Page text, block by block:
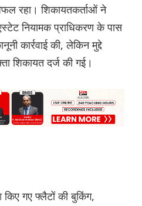
रहा। शिकायतकर्ताओं ने
नियामक प्राधिकरण के पास
कार्रवाई की, लेकिन मुद्दे
शिकायत दर्ज की गई।
किए गए फ्लैटों की बुकिंग,